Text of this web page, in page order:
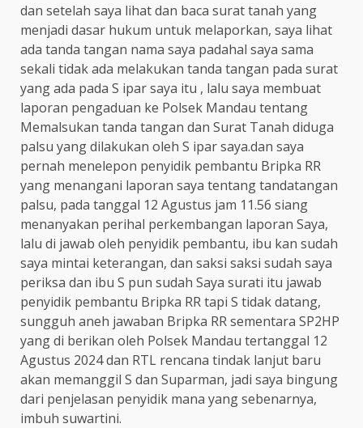
dan setelah saya lihat dan baca surat tanah yang
menjadi dasar hukum untuk melaporkan, saya lihat
ada tanda tangan nama saya padahal saya sama
sekali tidak ada melakukan tanda tangan pada surat
yang ada pada S ipar saya itu , lalu saya membuat
laporan pengaduan ke Polsek Mandau tentang
Memalsukan tanda tangan dan Surat Tanah diduga
palsu yang dilakukan oleh S ipar saya.dan saya
pernah menelepon penyidik pembantu Bripka RR
yang menangani laporan saya tentang tandatangan
palsu, pada tanggal 12 Agustus jam 11.56 siang
menanyakan perihal perkembangan laporan Saya,
lalu di jawab oleh penyidik pembantu, ibu kan sudah
saya mintai keterangan, dan saksi saksi sudah saya
periksa dan ibu S pun sudah Saya surati itu jawab
penyidik pembantu Bripka RR tapi S tidak datang,
sungguh aneh jawaban Bripka RR sementara SP2HP
yang di berikan oleh Polsek Mandau tertanggal 12
Agustus 2024 dan RTL rencana tindak lanjut baru
akan memanggil S dan Suparman, jadi saya bingung
dari penjelasan penyidik mana yang sebenarnya,
imbuh suwartini.